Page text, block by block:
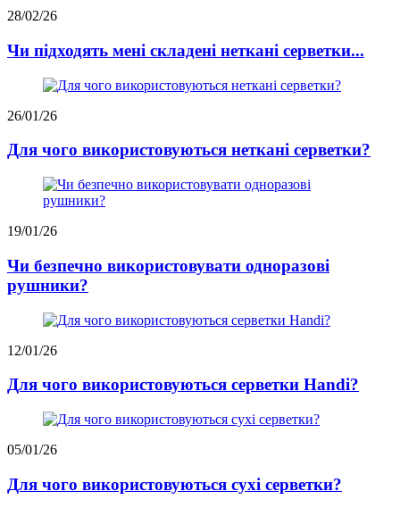
28/02/26
Чи підходять мені складені неткані серветки...
26/01/26
Для чого використовуються неткані серветки?
19/01/26
Чи безпечно використовувати одноразові
рушники?
12/01/26
Для чого використовуються серветки Handi?
05/01/26
Для чого використовуються сухі серветки?